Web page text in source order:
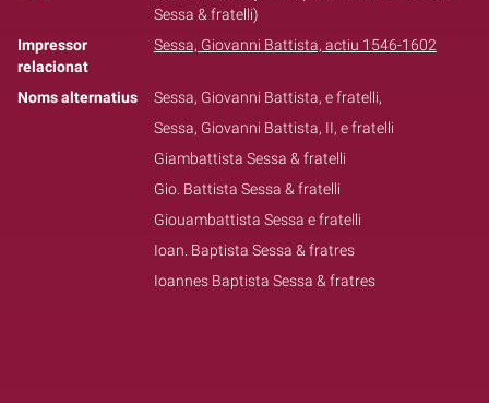
Sessa & fratelli)
Impressor
relacionat
Sessa, Giovanni Battista, actiu 1546-1602
Noms alternatius
Sessa, Giovanni Battista, e fratelli,
Sessa, Giovanni Battista, II, e fratelli
Giambattista Sessa & fratelli
Gio. Battista Sessa & fratelli
Giouambattista Sessa e fratelli
Ioan. Baptista Sessa & fratres
Ioannes Baptista Sessa & fratres